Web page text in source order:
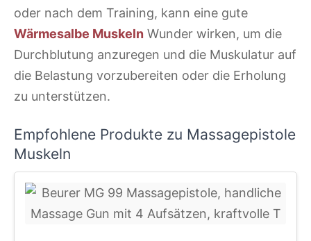
oder nach dem Training, kann eine gute
Wärmesalbe Muskeln Wunder wirken, um die
Durchblutung anzuregen und die Muskulatur auf
die Belastung vorzubereiten oder die Erholung
zu unterstützen.
Empfohlene Produkte zu Massagepistole
Muskeln